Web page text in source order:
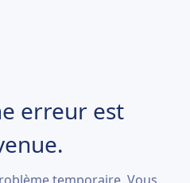
erreur est